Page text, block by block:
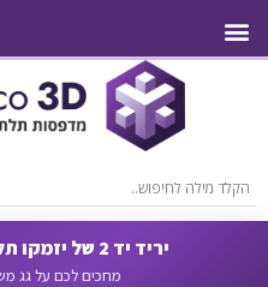
יריד יד 2 של יזמקו תלת מימד מתחיל עכשיו
מחכים לכם על גג